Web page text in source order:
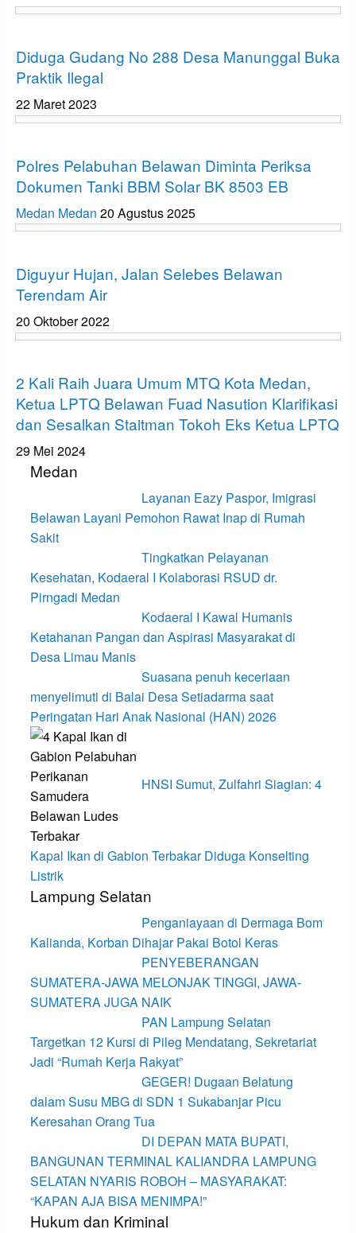
Diduga Gudang No 288 Desa Manunggal Buka
Praktik Ilegal
22 Maret 2023
Polres Pelabuhan Belawan Diminta Periksa
Dokumen Tanki BBM Solar BK 8503 EB
Medan Medan 20 Agustus 2025
Diguyur Hujan, Jalan Selebes Belawan
Terendam Air
20 Oktober 2022
2 Kali Raih Juara Umum MTQ Kota Medan,
Ketua LPTQ Belawan Fuad Nasution Klarifikasi
dan Sesalkan Staitman Tokoh Eks Ketua LPTQ
29 Mei 2024
Medan
Layanan Eazy Paspor, Imigrasi
Belawan Layani Pemohon Rawat Inap di Rumah
Sakit
Tingkatkan Pelayanan
Kesehatan, Kodaeral I Kolaborasi RSUD dr.
Pirngadi Medan‎
Kodaeral I Kawal Humanis
Ketahanan Pangan dan Aspirasi Masyarakat di
Desa Limau Manis
Suasana penuh keceriaan
menyelimuti di Balai Desa Setiadarma saat
Peringatan Hari Anak Nasional (HAN) 2026
HNSI Sumut, Zulfahri Siagian: 4
Kapal Ikan di Gabion Terbakar Diduga Konselting
Listrik
Lampung Selatan
Penganiayaan di Dermaga Bom
Kalianda, Korban Dihajar Pakai Botol Keras
PENYEBERANGAN
SUMATERA-JAWA MELONJAK TINGGI, JAWA-
SUMATERA JUGA NAIK
PAN Lampung Selatan
Targetkan 12 Kursi di Pileg Mendatang, Sekretariat
Jadi “Rumah Kerja Rakyat”
GEGER! Dugaan Belatung
dalam Susu MBG di SDN 1 Sukabanjar Picu
Keresahan Orang Tua
DI DEPAN MATA BUPATI,
BANGUNAN TERMINAL KALIANDRA LAMPUNG
SELATAN NYARIS ROBOH – MASYARAKAT:
“KAPAN AJA BISA MENIMPA!”
Hukum dan Kriminal